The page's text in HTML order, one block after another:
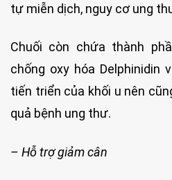
tự miễn dịch, nguy cơ ung
Chuối còn chứa thành
chống oxy hóa
tiến triển của khối u nên
quả bệnh ung thư.
– Hỗ trợ giảm cân